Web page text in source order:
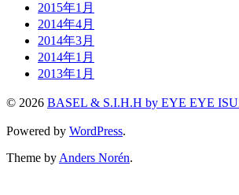
2015年1月
2014年4月
2014年3月
2014年1月
2013年1月
© 2026 BASEL & S.I.H.H by EYE EYE
Powered by WordPress.
Theme by Anders Norén.